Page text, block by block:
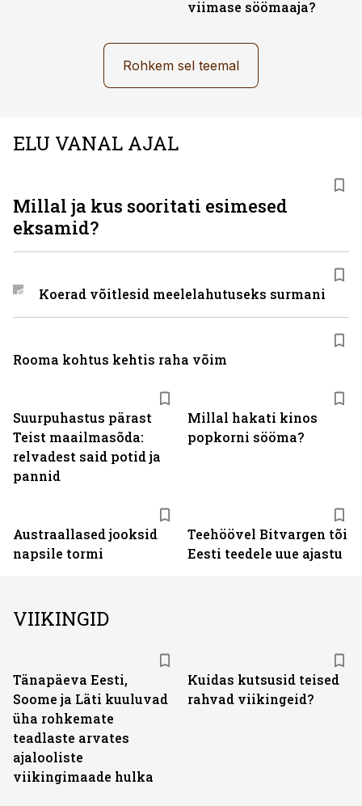
viimase söömaaja?
Rohkem sel teemal
ELU VANAL AJAL
Suurpuhastus pärast
Teist maailmasõda:
relvadest said potid ja
pannid
Millal hakati kinos
popkorni sööma?
Austraallased jooksid
napsile tormi
Teehöövel Bitvargen tõi
Eesti teedele uue ajastu
Millal ja kus sooritati esimesed
eksamid?
Koerad võitlesid meelelahutuseks surmani
Rooma kohtus kehtis raha võim
VIIKINGID
Tänapäeva Eesti,
Soome ja Läti kuuluvad
üha rohkemate
teadlaste arvates
ajalooliste
viikingimaade hulka
Kuidas kutsusid teised
rahvad viikingeid?